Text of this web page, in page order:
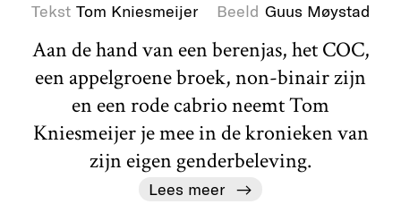
Tekst Tom Kniesmeijer Beeld Guus Møystad
Aan de hand van een berenjas, het COC,
een appelgroene broek, non-binair zijn
en een rode cabrio neemt Tom
Kniesmeijer je mee in de kronieken van
zijn eigen genderbeleving.
Lees meer